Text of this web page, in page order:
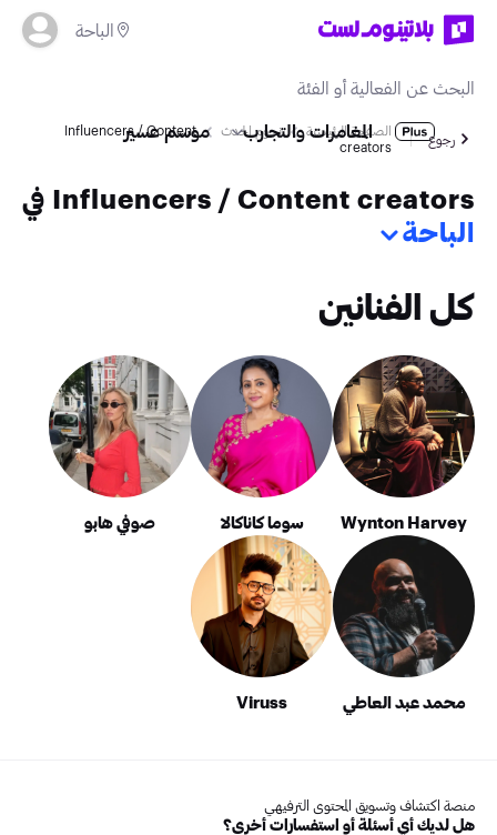
الباحة
المغامرات والتجارب موسم عسير رجوع
الصفحة الرئيسية نجوم الحدث
Influencers / Content
creators
Influencers / Content creators في
الباحة
كل الفنانين
Wynton Harvey سوما كاناكالا صوفي هابو
محمد عبد العاطي Viruss
منصة اكتشاف وتسويق المحتوى الترفيهي
هل لديك أي أسئلة أو استفسارات أخرى؟